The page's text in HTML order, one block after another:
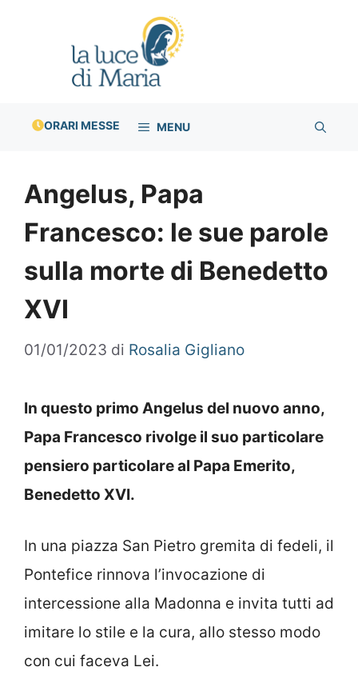
ORARI MESSE MENU
Angelus, Papa
Francesco: le sue parole
sulla morte di Benedetto
XVI
01/01/2023 di Rosalia Gigliano
In questo primo Angelus del nuovo anno,
Papa Francesco rivolge il suo particolare
pensiero particolare al Papa Emerito,
Benedetto XVI.
In una piazza San Pietro gremita di fedeli, il
Pontefice rinnova l’invocazione di
intercessione alla Madonna e invita tutti ad
imitare lo stile e la cura, allo stesso modo
con cui faceva Lei.